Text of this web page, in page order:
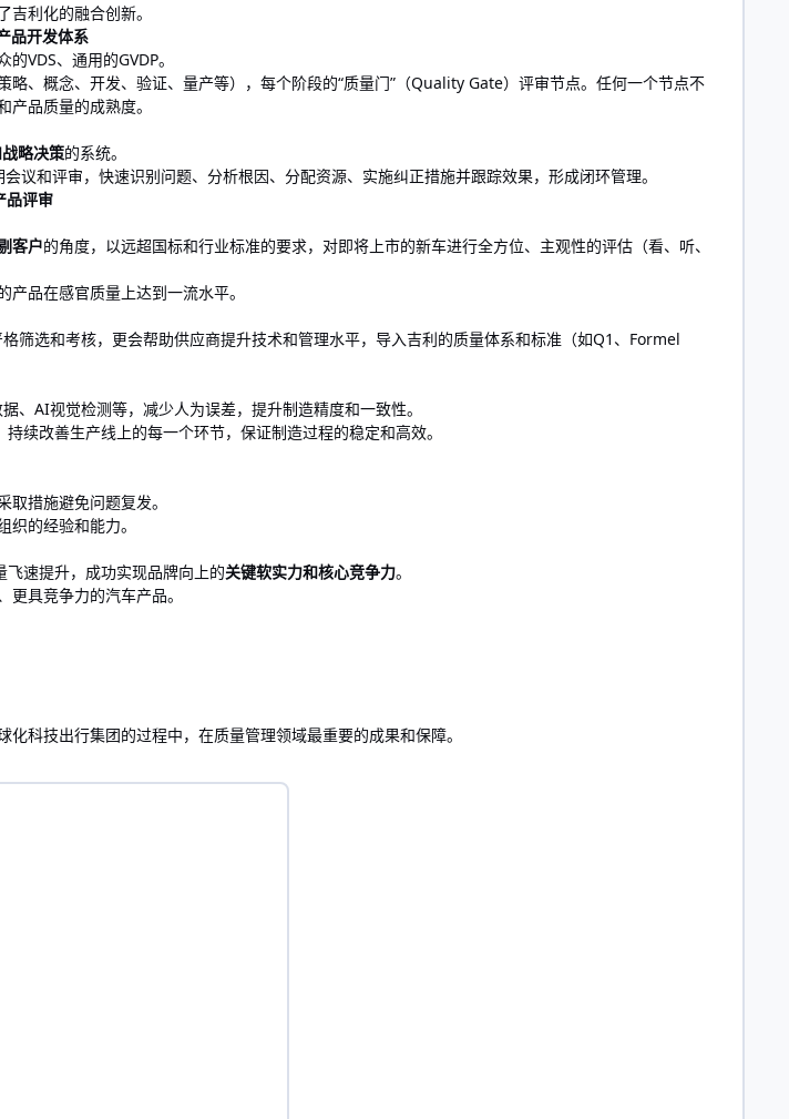
利化的融合创新。
品开发体系
的VDS、通用的GVDP。
、概念、开发、验证、量产等），每个阶段的“质量门”（Quality Gate）评审节点。任何一个节点不
品质量的成熟度。
略决策的系统。
议和评审，快速识别问题、分析根因、分配资源、实施纠正措施并跟踪效果，形成闭环管理。
评审
客户的角度，以远超国标和行业标准的要求，对即将上市的新车进行全方位、主观性的评估（看、听、
品在感官质量上达到一流水平。
筛选和考核，更会帮助供应商提升技术和管理水平，导入吉利的质量体系和标准（如Q1、Formel
、AI视觉检测等，减少人为误差，提升制造精度和一致性。
续改善生产线上的每一个环节，保证制造过程的稳定和高效。
措施避免问题复发。
的经验和能力。
飞速提升，成功实现品牌向上的关键软实力和核心竞争力。
具竞争力的汽车产品。
科技出行集团的过程中，在质量管理领域最重要的成果和保障。